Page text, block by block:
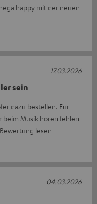
happy mit der neuen
sein
dazu bestellen. Für
beim Musik hören fehlen
lesen
17.03.2026
04.03.2026